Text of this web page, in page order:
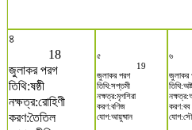
৪
18
জুলাকর পরগ
তিথি:ষষ্ঠী
নক্ষত্র:রোহিণী
করণ:তৈতিল
৫
19
জুলাকর পরগ
তিথি:সপ্তমী
নক্ষত্র:মৃগশিরা
করণ:বণিজ
যোগ:আয়ুষ্মান
৬
জুলাকর
করণ:বব